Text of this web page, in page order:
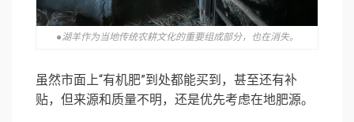
●湖羊作为当地传统农耕文化的重要组成部分，也在消失。
虽然市面上“有机肥”到处都能买到，甚至还有补
贴，但来源和质量不明，还是优先考虑在地肥源。